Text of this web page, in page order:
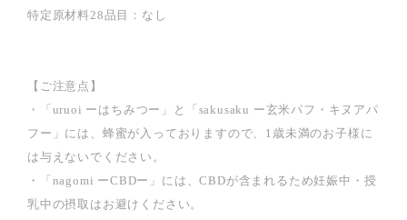
特定原材料28品目：なし
【ご注意点】
・「uruoi ーはちみつー」と「sakusaku ー玄米パフ・キヌアパ
フー」には、蜂蜜が入っておりますので、1歳未満のお子様に
は与えないでください。
・「nagomi ーCBDー」には、CBDが含まれるため妊娠中・授
乳中の摂取はお避けください。